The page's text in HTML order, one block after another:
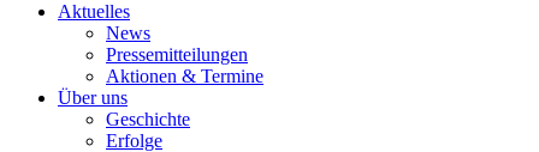
Aktuelles
News
Pressemitteilungen
Aktionen & Termine
Über uns
Geschichte
Erfolge